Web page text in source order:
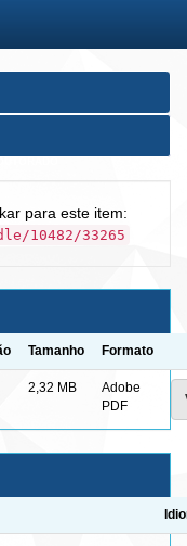
para este item:
10482/33265
Tamanho Formato
2,32 MB
Adobe
PDF